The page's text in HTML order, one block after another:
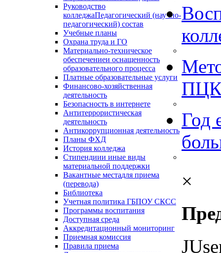
Руководство
колледжаПедагогический (научно-
педагогический) состав
Учебные планы
Охрана труда и ГО
Материально-техническое
обеспечениеи оснащенность
образовательного процесса
Платные образовательные услуги
Финансово-хозяйственная
деятельность
Безопасность в интернете
Антитеррористическая
деятельность
Антикоррупционная деятельность
Планы ФХД
История колледжа
Стипендиии иные виды
материальной поддержки
Вакантные местадля приема
(перевода)
Библиотека
Учетная политика ГБПОУ СКСС
Программы воспитания
Доступная среда
Аккредитационный мониторинг
Приемная комиссия
Правила приема
Год
×